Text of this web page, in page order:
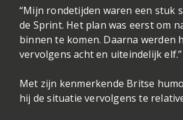
“Mijn rondetijden waren een stuk
de Sprint. Het plan was eerst om
binnen te komen. Daarna werden
vervolgens acht en uiteindelijk elf.”
Met zijn kenmerkende Britse
hij de situatie vervolgens te